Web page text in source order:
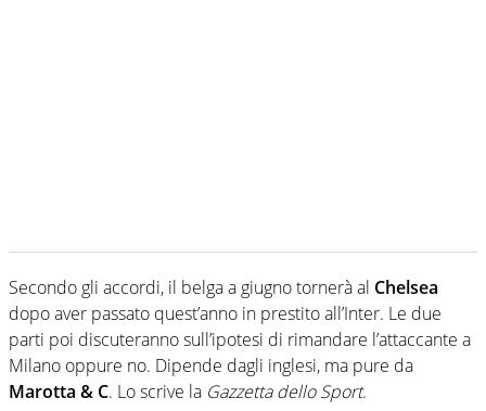
Secondo gli accordi, il belga a giugno tornerà al Chelsea
dopo aver passato quest’anno in prestito all’Inter. Le due
parti poi discuteranno sull’ipotesi di rimandare l’attaccante a
Milano oppure no. Dipende dagli inglesi, ma pure da
Marotta & C. Lo scrive la Gazzetta dello Sport.